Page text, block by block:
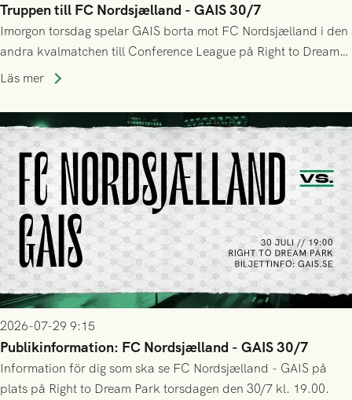
Truppen till FC Nordsjælland - GAIS 30/7
Imorgon torsdag spelar GAIS borta mot FC Nordsjælland i den
andra kvalmatchen till Conference League på Right to Dream
Park! Fredrik Holmberg och ledarstaben har tagit ut följande
Läs mer
2026-07-29 9:15
Publikinformation: FC Nordsjælland - GAIS 30/7
Information för dig som ska se FC Nordsjælland - GAIS på
plats på Right to Dream Park torsdagen den 30/7 kl. 19.00.